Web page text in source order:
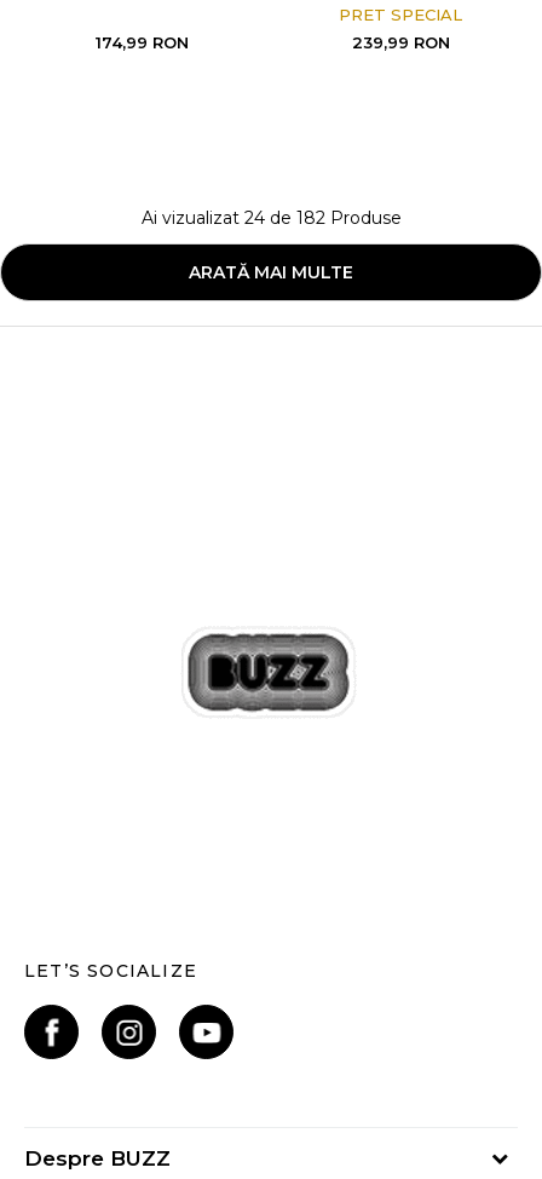
174,99 RON
PRET SPECIAL
239,99 RON
Ai vizualizat 24de 182Produse
ARATĂ MAI MULTE
LET’S SOCIALIZE
Despre BUZZ